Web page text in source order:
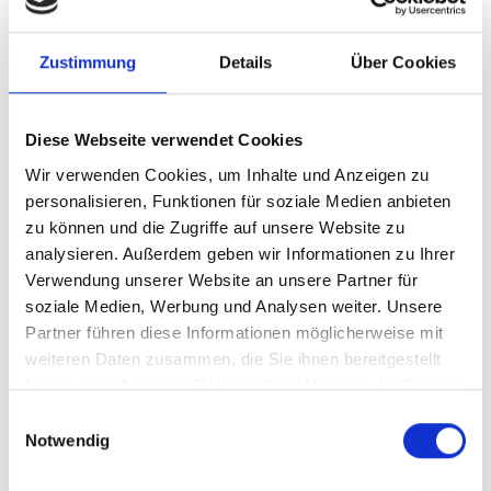
Zustimmung Details Über Cookies
Diese Webseite verwendet Cookies
Wir verwenden Cookies, um Inhalte und Anzeigen zu
personalisieren, Funktionen für soziale Medien anbieten
zu können und die Zugriffe auf unsere Website zu
analysieren. Außerdem geben wir Informationen zu Ihrer
Verwendung unserer Website an unsere Partner für
soziale Medien, Werbung und Analysen weiter. Unsere
Partner führen diese Informationen möglicherweise mit
weiteren Daten zusammen, die Sie ihnen bereitgestellt
haben oder die sie im Rahmen Ihrer Nutzung der Dienste
Notwendig
erneuerbarer Energien inklusive
Sektorkopplung
5. ”Just Transition” von Kohle zu Erneuerbaren
Energien
6. Ausrichtung von Infrastrukturinvestitionen
an den Zielen des Paris
Klimaschutzabkommens und der 2030-Agenda
in Zentral- und Südostasien
7. Regionale Mechanismen für eine
kohlenstoffarme, klimaresiliente
Wasser-Land-Nexus in Zentralasien